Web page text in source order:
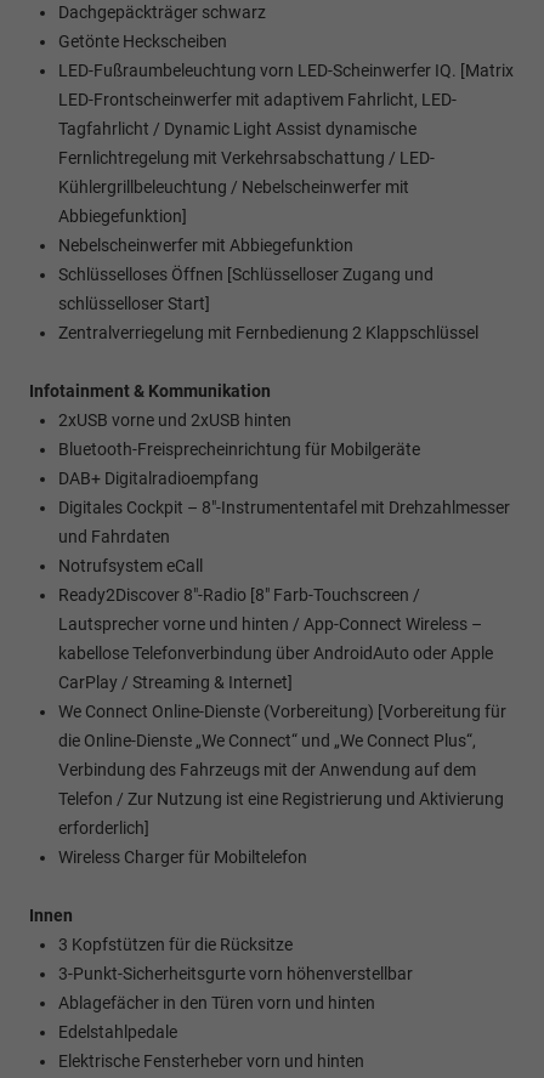
Dachgepäckträger schwarz
Getönte Heckscheiben
LED-Fußraumbeleuchtung vorn LED-Scheinwerfer IQ. [Matrix
LED-Frontscheinwerfer mit adaptivem Fahrlicht, LED-
Tagfahrlicht / Dynamic Light Assist dynamische
Fernlichtregelung mit Verkehrsabschattung / LED-
Kühlergrillbeleuchtung / Nebelscheinwerfer mit
Abbiegefunktion]
Nebelscheinwerfer mit Abbiegefunktion
Schlüsselloses Öffnen [Schlüsselloser Zugang und
schlüsselloser Start]
Zentralverriegelung mit Fernbedienung 2 Klappschlüssel
Infotainment & Kommunikation
2xUSB vorne und 2xUSB hinten
Bluetooth-Freisprecheinrichtung für Mobilgeräte
DAB+ Digitalradioempfang
Digitales Cockpit – 8"-Instrumententafel mit Drehzahlmesser
und Fahrdaten
Notrufsystem eCall
Ready2Discover 8"-Radio [8" Farb-Touchscreen /
Lautsprecher vorne und hinten / App-Connect Wireless –
kabellose Telefonverbindung über AndroidAuto oder Apple
CarPlay / Streaming & Internet]
We Connect Online-Dienste (Vorbereitung) [Vorbereitung für
die Online-Dienste „We Connect“ und „We Connect Plus“,
Verbindung des Fahrzeugs mit der Anwendung auf dem
Telefon / Zur Nutzung ist eine Registrierung und Aktivierung
erforderlich]
Wireless Charger für Mobiltelefon
Innen
3 Kopfstützen für die Rücksitze
3-Punkt-Sicherheitsgurte vorn höhenverstellbar
Ablagefächer in den Türen vorn und hinten
Edelstahlpedale
Elektrische Fensterheber vorn und hinten